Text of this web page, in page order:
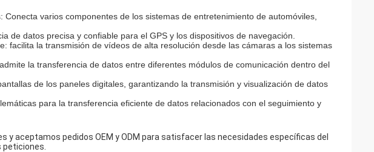
varios componentes de los sistemas de entretenimiento de automóviles,
de datos precisa y confiable para el GPS y los dispositivos de navegación.
facilita la transmisión de vídeos de alta resolución desde las cámaras a los sistemas
la transferencia de datos entre diferentes módulos de comunicación dentro del
de los paneles digitales, garantizando la transmisión y visualización de datos
para la transferencia eficiente de datos relacionados con el seguimiento y
y aceptamos pedidos OEM y ODM para satisfacer las necesidades específicas del